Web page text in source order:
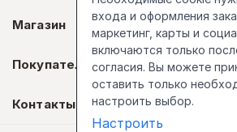
Магазин
Покупателям
Контакты
входа и оформления
маркетинг, карты и
включаются только
согласия. Вы можете
оставить только
настроить выбор.
Настроить